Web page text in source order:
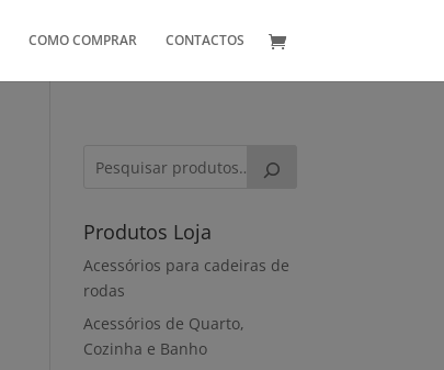
COMO COMPRAR CONTACTOS
Produtos Loja
Acessórios para cadeiras de
rodas
Acessórios de Quarto,
Cozinha e Banho